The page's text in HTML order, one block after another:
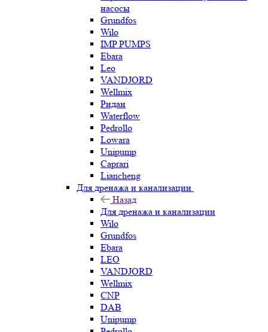
насосы
Grundfos
Wilo
IMP PUMPS
Ebara
Leo
VANDJORD
Wellmix
Ридан
Waterflow
Pedrollo
Lowara
Unipump
Caprari
Liancheng
Для дренажа и канализации
Назад
Для дренажа и канализации
Wilo
Grundfos
Ebara
LEO
VANDJORD
Wellmix
CNP
DAB
Unipump